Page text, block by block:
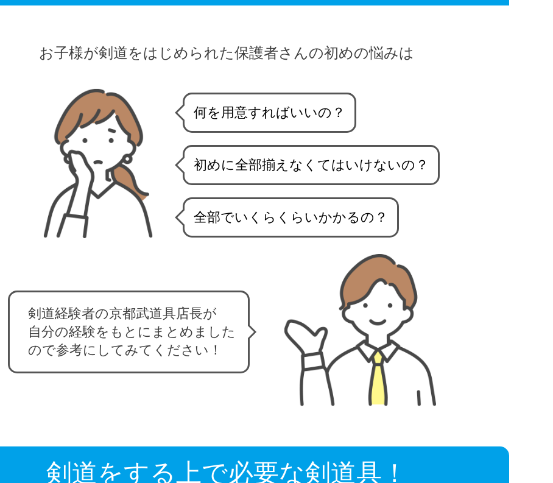
お子様が剣道をはじめられた保護者さんの初めの悩みは
何を用意すればいいの？
初めに全部揃えなくてはいけないの？
全部でいくらくらいかかるの？
剣道経験者の京都武道具店長が
自分の経験をもとにまとめました
ので参考にしてみてください！
剣道をする上で必要な剣道具！